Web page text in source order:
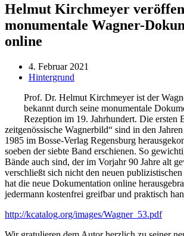
Helmut Kirchmeyer
monumentale Wagner-
online
4. Februar 2021
Hintergrund
Prof. Dr. Helmut Kirchmeyer ist der
bekannt durch seine monumentale
Rezeption im 19. Jahrhundert. Die ersten
zeitgenössische Wagnerbild“ sind in den
1985 im Bosse-Verlag Regensburg
soeben der siebte Band erschienen. So
Bände auch sind, der im Vorjahr 90 Jahre alt
verschließt sich nicht den neuen
hat die neue Dokumentation online
jedermann kostenfrei greifbar und praktisch
http://kcatalog.org/images/Wagner_53.pdf